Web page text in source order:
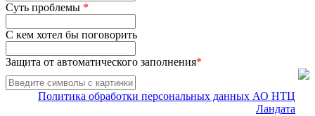
Суть проблемы *
С кем хотел бы поговорить
Защита от автоматического заполнения*
Политика обработки персональных данных АО НТЦ
Ландата